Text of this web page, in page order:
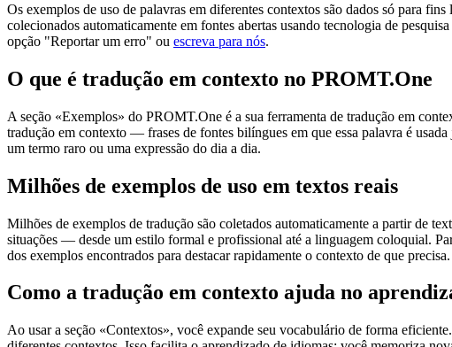
Os exemplos de uso de palavras em diferentes contextos são dados só para
colecionados automaticamente em fontes abertas usando tecnologia de
opção "Reportar um erro" ou escreva para nós.
O que é tradução em contexto no PROMT.One
A seção «Exemplos» do PROMT.One é a sua ferramenta de tradução em
tradução em contexto — frases de fontes bilíngues em que essa palavra é
um termo raro ou uma expressão do dia a dia.
Milhões de exemplos de uso em textos reais
Milhões de exemplos de tradução são coletados automaticamente a partir de
situações — desde um estilo formal e profissional até a linguagem coloquial.
dos exemplos encontrados para destacar rapidamente o contexto de que precisa.
Como a tradução em contexto ajuda no
Ao usar a seção «Contextos», você expande seu vocabulário de forma